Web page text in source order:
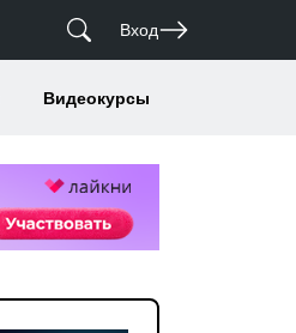
Вход
Видеокурсы